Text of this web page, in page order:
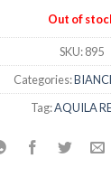
Out of
SKU:895
Categories:
Tag:AQUILA